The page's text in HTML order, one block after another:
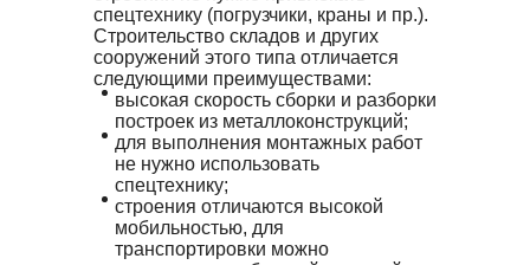
спецтехнику (погрузчики, краны и пр.).
Строительство складов и других
сооружений этого типа отличается
следующими преимуществами:
высокая скорость сборки и разборки
построек из металлоконструкций;
для выполнения монтажных работ
не нужно использовать
спецтехнику;
строения отличаются высокой
мобильностью, для
транспортировки можно